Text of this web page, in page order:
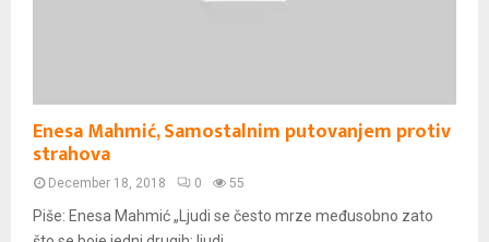
Enesa Mahmić, Samostalnim putovanjem protiv
strahova
December 18, 2018 0 55
Piše: Enesa Mahmić „Ljudi se često mrze međusobno zato